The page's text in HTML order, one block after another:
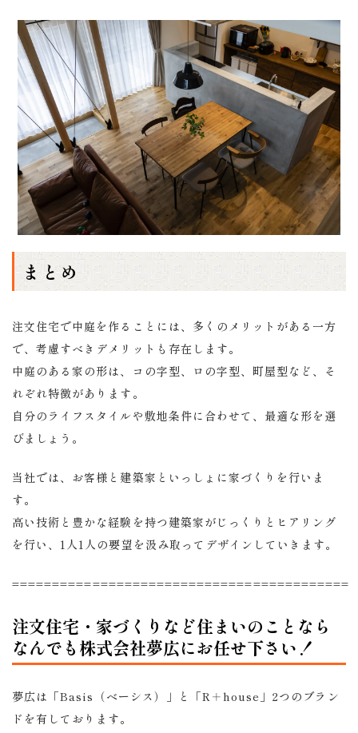
まとめ
注文住宅で中庭を作ることには、多くのメリットがある一方
で、考慮すべきデメリットも存在します。
中庭のある家の形は、コの字型、ロの字型、町屋型など、そ
れぞれ特徴があります。
自分のライフスタイルや敷地条件に合わせて、最適な形を選
びましょう。
当社では、お客様と建築家といっしょに家づくりを行いま
す。
高い技術と豊かな経験を持つ建築家がじっくりとヒアリング
を行い、1人1人の要望を汲み取ってデザインしていきます。
==========================================
注文住宅・家づくりなど住まいのことなら
なんでも株式会社夢広にお任せ下さい！
夢広は「Basis（ベーシス）」と「R＋house」2つのブラン
ドを有しております。